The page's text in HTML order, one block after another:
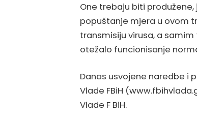
One trebaju biti
popuštanje mjera u ovom
transmisiju virusa, a
otežalo funcionisanje
Danas usvojene naredbe i
Vlade FBiH
Vlade F BiH.